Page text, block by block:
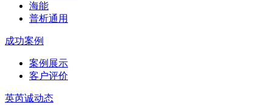
海能
普析通用
成功案例
案例展示
客户评价
英芮诚动态